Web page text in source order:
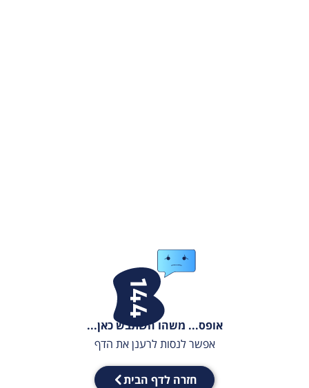
אופס... משהו השתבש כאן...
אפשר לנסות לרענן את הדף
חזרה לדף הבית